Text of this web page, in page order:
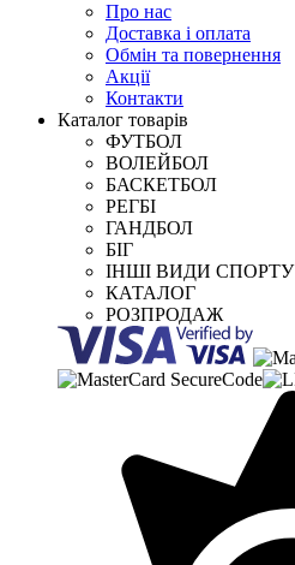
Про нас
Доставка і оплата
Обмін та повернення
Акції
Контакти
Каталог товарів
ФУТБОЛ
ВОЛЕЙБОЛ
БАСКЕТБОЛ
РЕГБІ
ГАНДБОЛ
БІГ
ІНШІ ВИДИ СПОРТУ
КАТАЛОГ
РОЗПРОДАЖ